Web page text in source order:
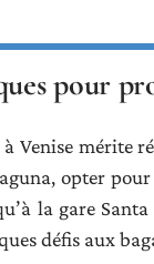
pour
Venise mérite
opter
la gare
défis aux